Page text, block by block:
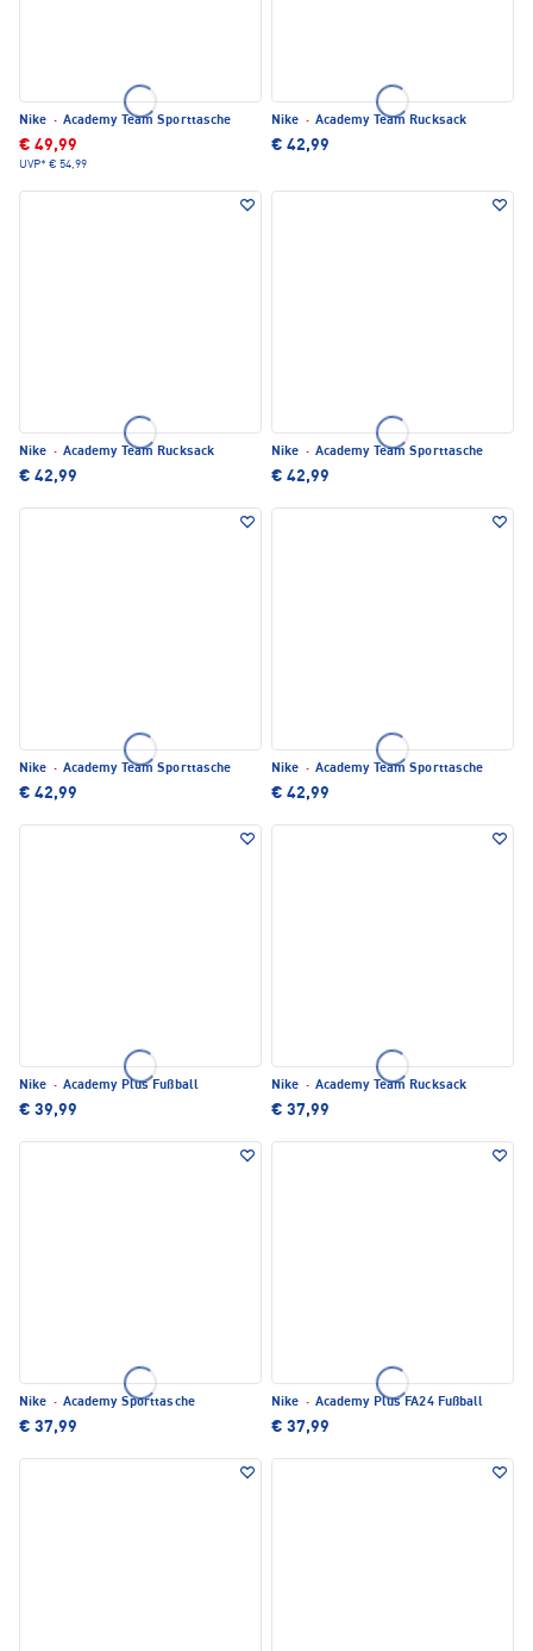
Nike · Academy Team Sporttasche
€ 49,99
UVP* € 54,99
Nike · Academy Team Rucksack
€ 42,99
Nike · Academy Team Rucksack
€ 42,99
Nike · Academy Team Sporttasche
€ 42,99
Nike · Academy Team Sporttasche
€ 42,99
Nike · Academy Team Sporttasche
€ 42,99
Nike · Academy Plus Fußball
€ 39,99
Nike · Academy Team Rucksack
€ 37,99
Nike · Academy Sporttasche
€ 37,99
Nike · Academy Plus FA24 Fußball
€ 37,99